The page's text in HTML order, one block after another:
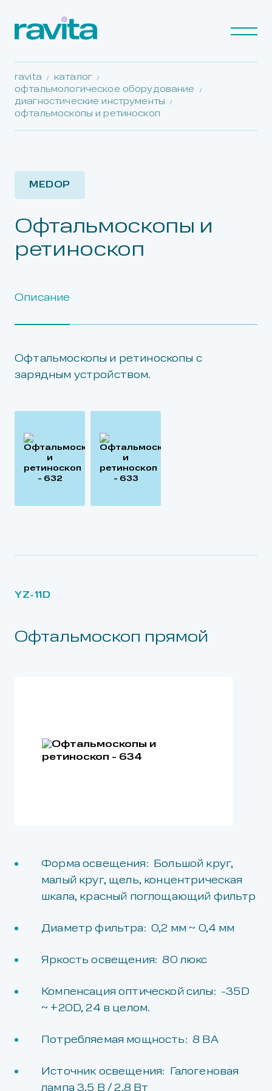
ravita
каталог
офтальмологическое оборудование
диагностические инструменты
офтальмоскопы и ретиноскоп
MEDOP
Офтальмоскопы и
ретиноскоп
Описание
Офтальмоскопы и ретиноскопы с
зарядным устройством.
YZ-11D
Офтальмоскоп прямой
Форма освещения: Большой круг,
малый круг, щель, концентрическая
шкала, красный поглощающий фильтр
Диаметр фильтра: 0,2 мм ~ 0,4 мм
Яркость освещения: 80 люкс
Компенсация оптической силы: -35D
~ +20D, 24 в целом.
Потребляемая мощность: 8 ВА
Источник освещения: Галогеновая
лампа 3,5 В / 2,8 Вт